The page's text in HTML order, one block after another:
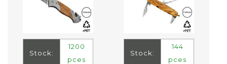
Stock:
1200
pces
Stock:
144
pces